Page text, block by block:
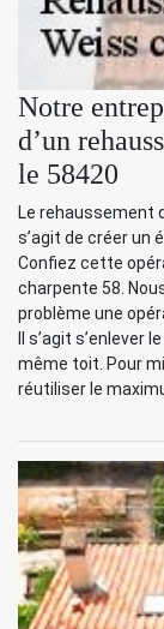
Notre
d’un
le 58420
Le rehaussement
s’agit de créer un
Confiez cette
charpente 58.
problème une
Il s’agit
même toit. Pour
réutiliser le